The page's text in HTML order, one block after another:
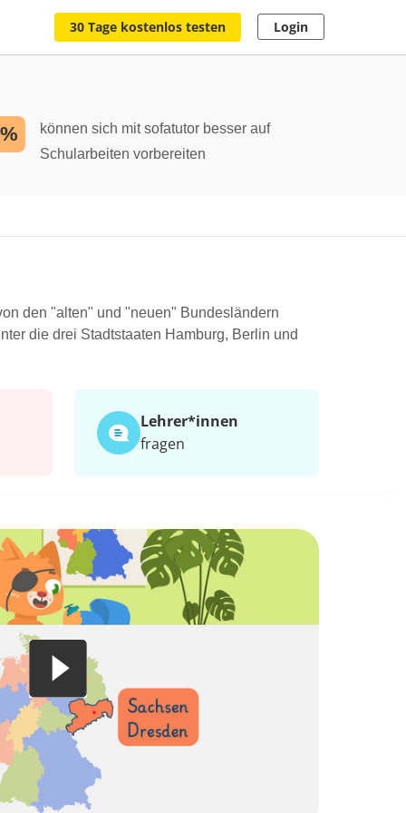
30 Tage kostenlos testen Login
können sich mit sofatutor besser auf
Schularbeiten vorbereiten
den "alten" und "neuen" Bundesländern
die drei Stadtstaaten Hamburg, Berlin und
Lehrer*​innen
fragen